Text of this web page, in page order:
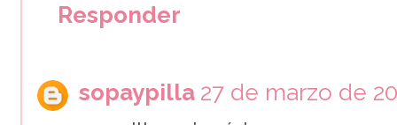
Responder
sopaypilla 27 de marzo de